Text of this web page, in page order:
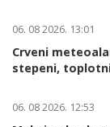
06. 08 2026. 13:01
Crveni
stepeni,
06. 08 2026. 12:53